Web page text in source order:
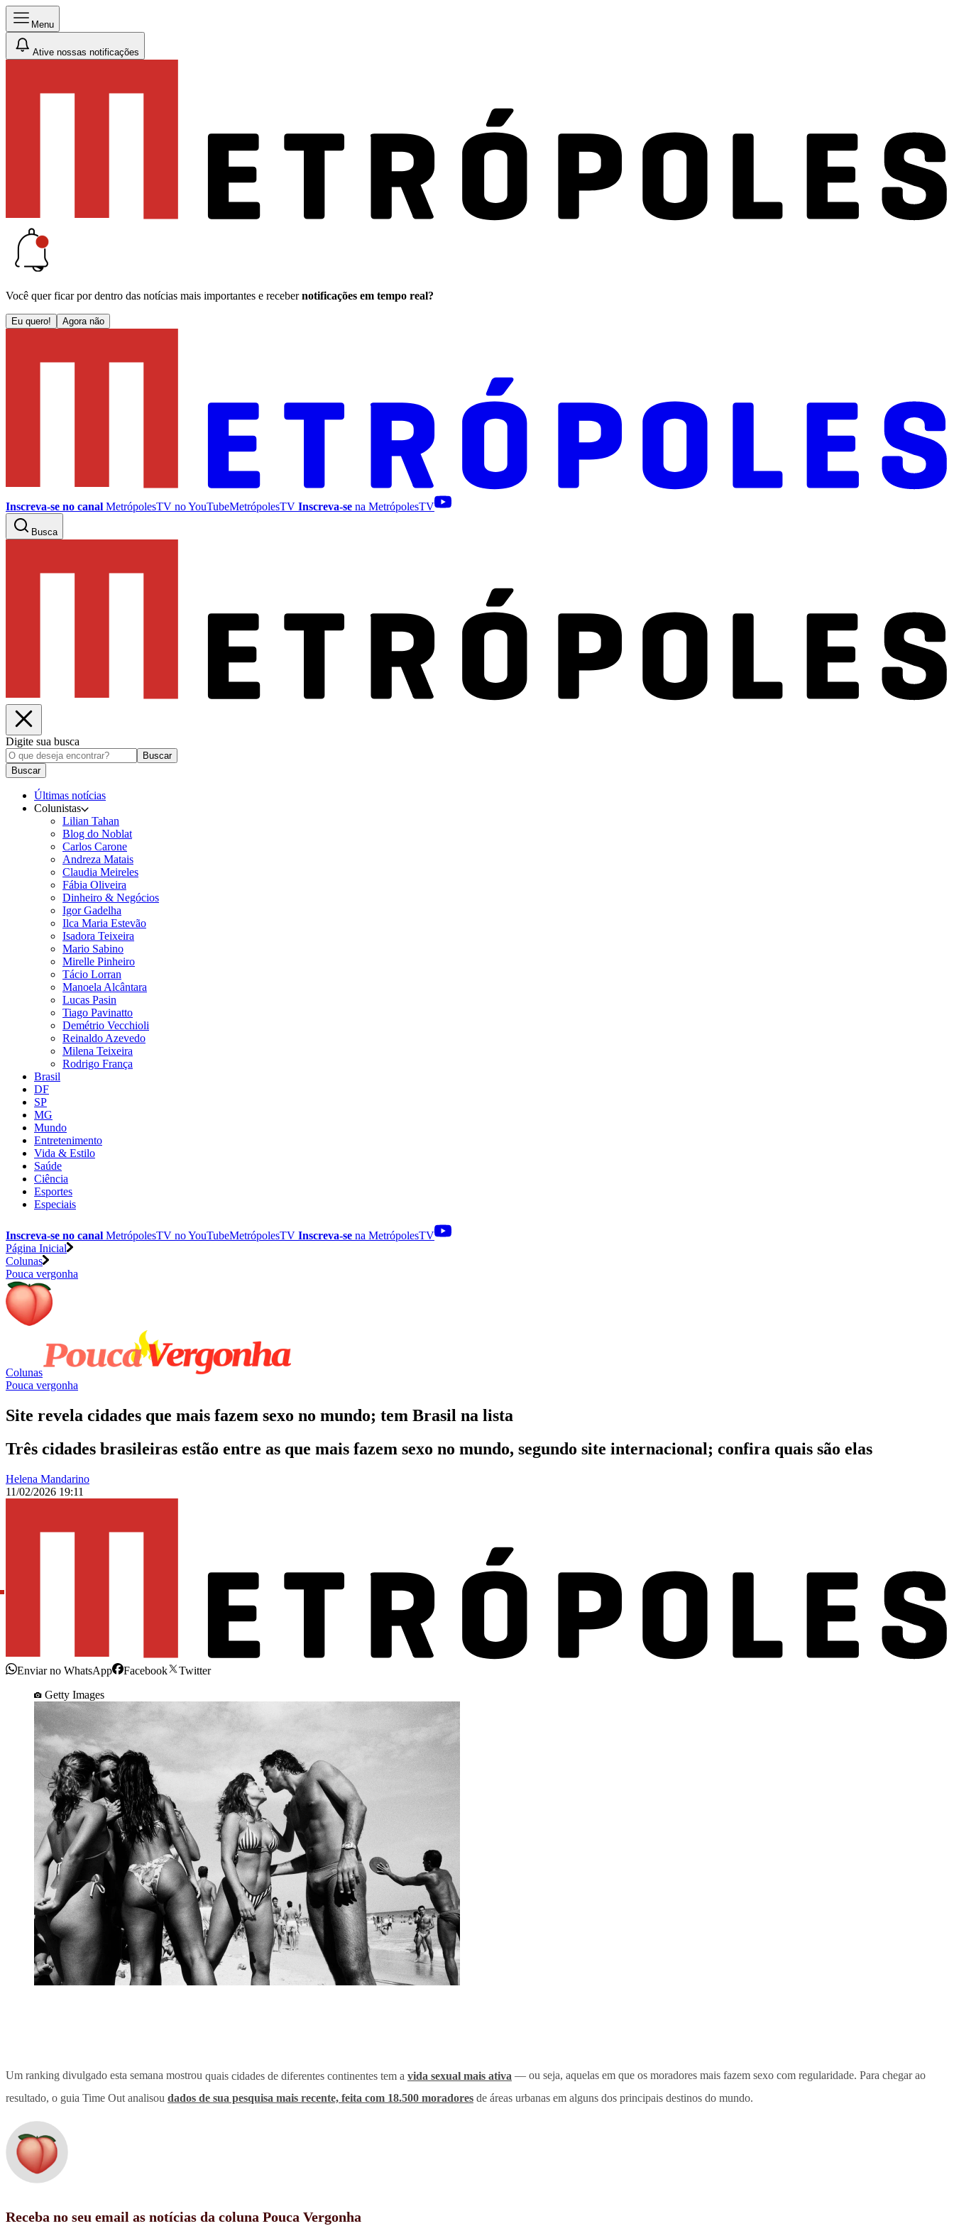
Menu
Ative nossas notificações
Você quer ficar por dentro das notícias mais importantes e receber notificações em tempo real?
Eu quero! Agora não
Inscreva-se no canal MetrópolesTV noYouTubeMetrópolesTV Inscreva-se na MetrópolesTV
Busca
Digite sua busca
Buscar
Buscar
Últimas notícias
Colunistas
Lilian Tahan
Blog do Noblat
Carlos Carone
Andreza Matais
Claudia Meireles
Fábia Oliveira
Dinheiro & Negócios
Igor Gadelha
Ilca Maria Estevão
Isadora Teixeira
Mario Sabino
Mirelle Pinheiro
Tácio Lorran
Manoela Alcântara
Lucas Pasin
Tiago Pavinatto
Demétrio Vecchioli
Reinaldo Azevedo
Milena Teixeira
Rodrigo França
Brasil
DF
SP
MG
Mundo
Entretenimento
Vida & Estilo
Saúde
Ciência
Esportes
Especiais
Inscreva-se no canal MetrópolesTV noYouTubeMetrópolesTV Inscreva-se na MetrópolesTV
Página Inicial
Colunas
Pouca vergonha
Colunas
Pouca vergonha
Site revela cidades que mais fazem sexo no mundo; tem Brasil na lista
Três cidades brasileiras estão entre as que mais fazem sexo no mundo, segundo site internacional; confira quais são elas
Helena Mandarino
11/02/2026 19:11
Enviar no WhatsApp Facebook
Twitter
Getty Images
Um ranking divulgado esta semana mostrou quais cidades de diferentes continentes tem a vida sexual mais ativa — ou seja, aquelas em que os moradores mais fazem sexo com regularidade. Para chegar ao
resultado, o guia Time Out analisou dados de sua pesquisa mais recente, feita com 18.500 moradores de áreas urbanas em alguns dos principais destinos do mundo.
Receba no seu email as notícias da coluna Pouca Vergonha